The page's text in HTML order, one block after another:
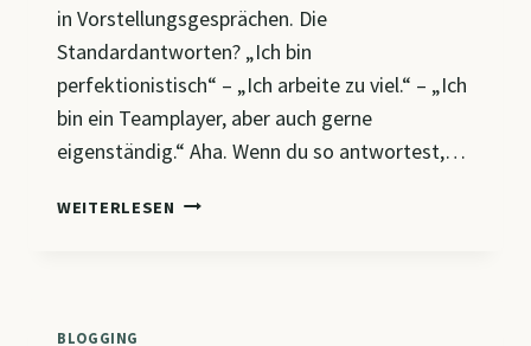
in Vorstellungsgesprächen. Die
Standardantworten? „Ich bin
perfektionistisch“ – „Ich arbeite zu viel.“ – „Ich
bin ein Teamplayer, aber auch gerne
eigenständig.“ Aha. Wenn du so antwortest,…
WEITERLESEN „MEINE
BLOGGING